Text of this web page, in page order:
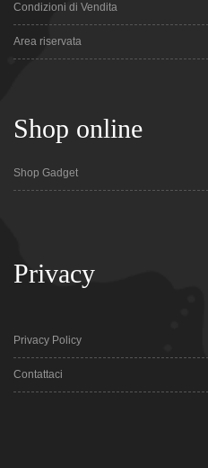
Condizioni di Vendita
Area riservata
Shop online
Shop Gadget
Privacy
Privacy Policy
Contattaci